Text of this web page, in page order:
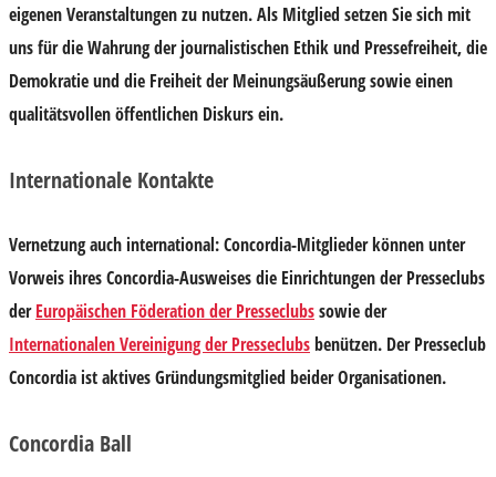
eigenen Veranstaltungen zu nutzen. Als Mitglied setzen Sie sich mit
uns für die Wahrung der journalistischen Ethik und Pressefreiheit, die
Demokratie und die Freiheit der Meinungsäußerung sowie einen
qualitätsvollen öffentlichen Diskurs ein.
Internationale Kontakte
Vernetzung auch international: Concordia-Mitglieder können unter
Vorweis ihres Concordia-Ausweises die Einrichtungen der Presseclubs
derEuropäischen Föderation der Presseclubssowie der
Internationalen Vereinigung der Presseclubsbenützen. Der Presseclub
Concordia ist aktives Gründungsmitglied beider Organisationen.
Concordia Ball